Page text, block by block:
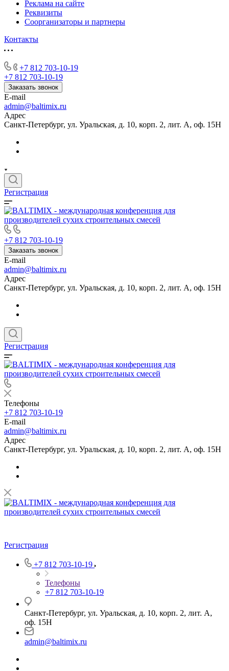
Реклама на сайте
Реквизиты
Соорганизаторы и партнеры
Контакты
+7 812 703-10-19
+7 812 703-10-19
Заказать звонок
E-mail
admin@baltimix.ru
Адрес
Санкт-Петербург, ул. Уральская, д. 10, корп. 2, лит. А, оф. 15Н
Регистрация
+7 812 703-10-19
Заказать звонок
E-mail
admin@baltimix.ru
Адрес
Санкт-Петербург, ул. Уральская, д. 10, корп. 2, лит. А, оф. 15Н
Регистрация
Телефоны
+7 812 703-10-19
E-mail
admin@baltimix.ru
Адрес
Санкт-Петербург, ул. Уральская, д. 10, корп. 2, лит. А, оф. 15Н
Регистрация
+7 812 703-10-19
Телефоны
+7 812 703-10-19
Санкт-Петербург, ул. Уральская, д. 10, корп. 2, лит. А,
оф. 15Н
admin@baltimix.ru